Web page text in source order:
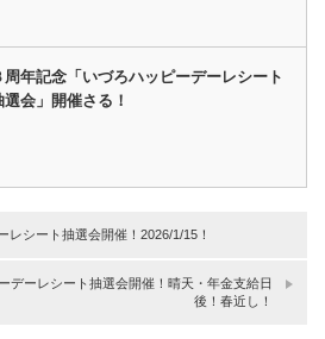
周年記念「いづろハッピーデーレシート
選会」開催さる！
レシート抽選会開催！2026/1/15！
ーレシート抽選会開催！晴天・年金支給日
後！春近し！